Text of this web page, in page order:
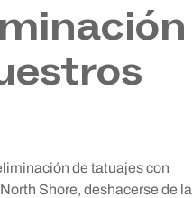
de tatuajes con
Shore, deshacerse de la